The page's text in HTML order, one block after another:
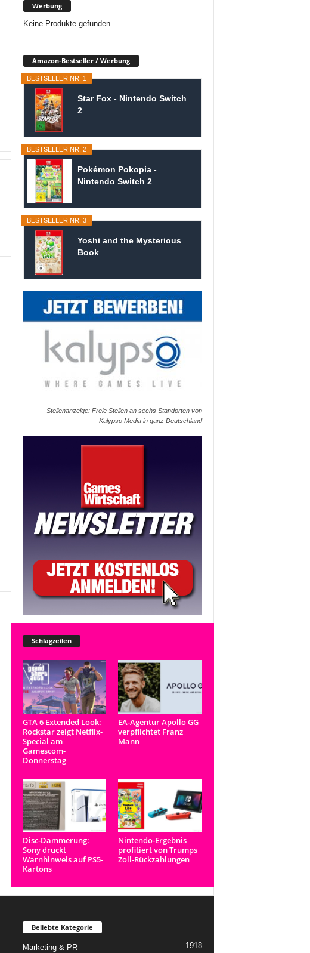
Werbung
Keine Produkte gefunden.
Amazon-Bestseller / Werbung
BESTSELLER NR. 1
Star Fox - Nintendo Switch
2
BESTSELLER NR. 2
Pokémon Pokopia -
Nintendo Switch 2
BESTSELLER NR. 3
Yoshi and the Mysterious
Book
Stellenanzeige: Freie Stellen an sechs Standorten von
Kalypso Media in ganz Deutschland
Schlagzeilen
GTA 6 Extended Look:
Rockstar zeigt Netflix-
Special am
Gamescom-
Donnerstag
EA-Agentur Apollo GG
verpflichtet Franz
Mann
Disc-Dämmerung:
Sony druckt
Warnhinweis auf PS5-
Kartons
Nintendo-Ergebnis
profitiert von Trumps
Zoll-Rückzahlungen
Beliebte Kategorie
Marketing & PR 1918